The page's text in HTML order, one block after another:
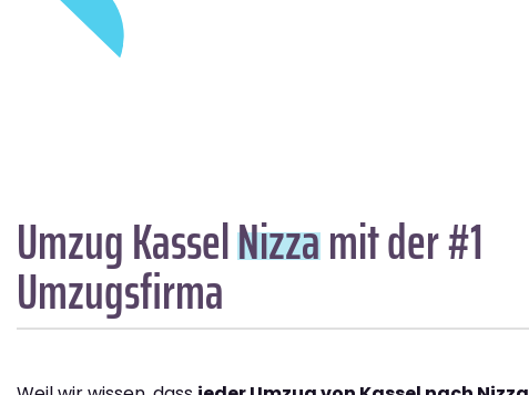
Umzug KasselNizzamit der #1
Umzugsfirma